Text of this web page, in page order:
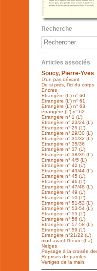
Recherche
Articles associés
Soucy, Pierre-Yves
D’un pas déviant
De si près, l’ici du corps
Encres
Etrangère (L’) n° 60
Etrangère (L’) n° 61
Etrangère (L’) n° 63
étrangère (L’) n° 62
Etrangère n° 1 (L’)
Etrangère n° 23/24 (L’)
Etrangère n° 25 (L’)
Etrangère n° 29/30 (L’)
Etrangère n° 31/32 (L’)
Etrangère n° 35/36
Etrangère n° 37 (L’)
Etrangère n° 38/39 (L’)
Etrangère n° 4/5 (L’)
Etrangère n° 42 (L’)
Etrangère n° 43/44 (L’)
Etrangère n° 45 (L’)
Etrangère n° 46 (L’)
Etrangère n° 47/48 (L’)
Etrangère n° 49 (L’)
Etrangère n° 50 (L’)
Etrangère n° 51-52 (L’)
Etrangère n° 53-54 (L’)
Etrangère n° 55 (L’)
Etrangère n° 56 (L’)
Etrangère n° 57-58 (L’)
Etrangère n° 59 (L’)
Etrangère n°21/22 (L’)
mort avant l’heure (La)
Neiges
Paysage à la croisée
Reprises de paroles
Vertiges de la main